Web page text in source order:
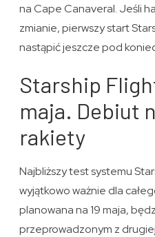
na Cape Canaveral. Jeśli
zmianie, pierwszy start
nastąpić jeszcze pod
Starship
maja. Debiut
rakiety
Najbliższy test systemu
wyjątkowo ważnie dla
planowana na 19 maja,
przeprowadzonym z